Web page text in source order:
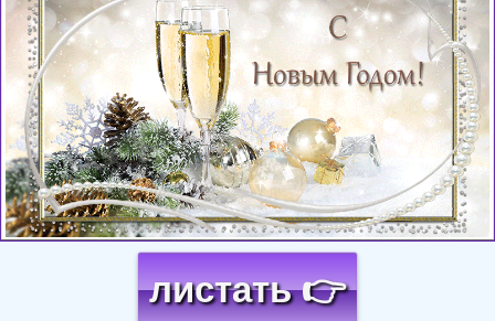
листать 👉